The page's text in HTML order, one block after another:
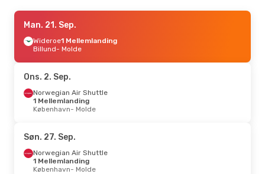
Fre. 28. Aug.
Wideroe1 Mellemlanding
Billund- Molde
Molde- Billund
Man. 7. Sep. - Tor. 10. Sep.
Wideroe1 Mellemlanding
Molde- Billund
Ons. 30. Sep.- Ons. 7. Okt.
Man. 21. Sep.
Wideroe1 Mellemlanding
Billund- Molde
Ons. 2. Sep.
Norwegian Air Shuttle
1 Mellemlanding
København- Molde
Søn. 27. Sep.
Norwegian Air Shuttle
1 Mellemlanding
København- Molde